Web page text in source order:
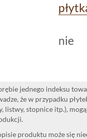
nie
jednego indeksu
że w przypadku
listwy, stopnice itp.),
produktu może się